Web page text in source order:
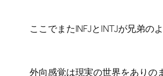
ここでまたINFJとINTJが兄弟
外向感覚は現実の世界をありの